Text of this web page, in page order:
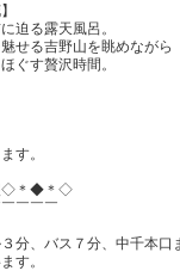
迫る露天風呂。
せる吉野山を眺めながら
ぐす贅沢時間。
す。
◇＊◆＊◇
￣￣￣
分、バス７分、中千本口
す。